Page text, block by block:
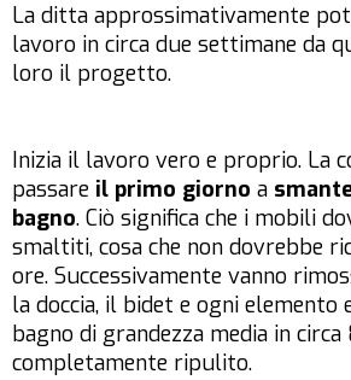
La ditta approssimativamente
lavoro in circa due settimane da
loro il progetto.
Inizia il lavoro vero e proprio. La
passare il primo giorno a
bagno. Ciò significa che i mobili
smaltiti, cosa che non dovrebbe
ore. Successivamente vanno
la doccia, il bidet e ogni elemento
bagno di grandezza media in
completamente ripulito.